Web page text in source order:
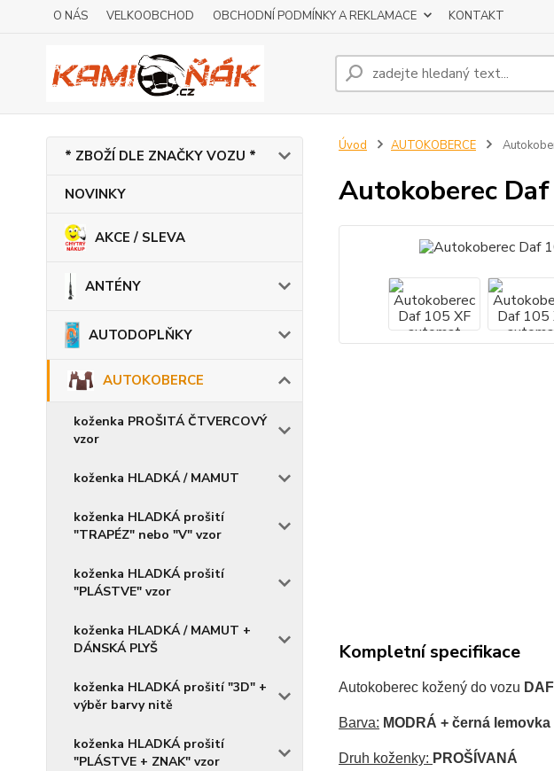
O NÁS VELKOOBCHOD OBCHODNÍ PODMÍNKY A REKLAMACE KONTAKT
* ZBOŽÍ DLE ZNAČKY VOZU *
NOVINKY
AKCE / SLEVA
ANTÉNY
AUTODOPLŇKY
AUTOKOBERCE
koženka PROŠITÁ ČTVERCOVÝ
vzor
koženka HLADKÁ / MAMUT
koženka HLADKÁ prošití
"TRAPÉZ" nebo "V" vzor
koženka HLADKÁ prošití
"PLÁSTVE" vzor
koženka HLADKÁ / MAMUT +
DÁNSKÁ PLYŠ
koženka HLADKÁ prošití "3D" +
výběr barvy nitě
koženka HLADKÁ prošití
"PLÁSTVE + ZNAK" vzor
Úvod AUTOKOBERCE
Autokoberec
Kompletní specifikace
Autokoberec kožený do vozu
Barva: MODRÁ + černá lemovka
Druh koženky: PROŠÍVANÁ